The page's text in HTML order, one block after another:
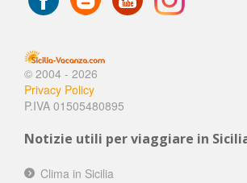
© 2004 - 2026
Privacy Policy
P.IVA 01505480895
Notizie utili per viaggiare in
Clima in Sicilia